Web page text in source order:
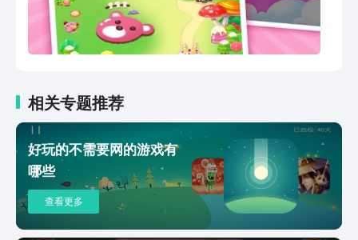
相关专题推荐
好玩的不需要网的游戏有
哪些
查看更多